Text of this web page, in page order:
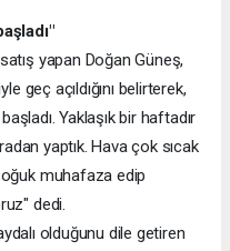
yapan Doğan Güneş,
geç açıldığını belirterek,
Yaklaşık bir haftadır
yaptık. Hava çok sıcak
muhafaza edip
dedi.
olduğunu dile getiren